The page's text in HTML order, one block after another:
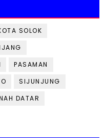
SOLOK
PASAMAN
SIJUNJUNG
DATAR